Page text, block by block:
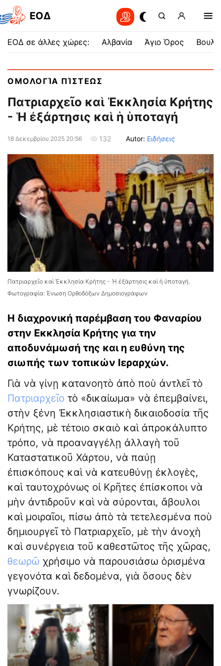
EOΔ
ΕΟΔ σε άλλες χώρες: Αλβανία Άγιο Όρος
ΟΜΟΛΟΓΊΑ ΠΊΣΤΕΩΣ
Πατριαρχεῖο καὶ Ἐκκλησία Κρήτης
- Ἡ ἐξάρτησις καὶ ἡ ὑποταγή
18 Δεκεμβρίου 2025 20:56 132 Autor: Ειδήσεις
Πατριαρχεῖο καὶ Ἐκκλησία Κρήτης - Ἡ ἐξάρτησις καὶ ἡ ὑποταγή.
Φωτογραφία: Ένωση Ορθοδόξων Δημοσιογράφων
Η διαχρονική παρέμβαση του Φαναρίου
στην Εκκλησία Κρήτης για την
αποδυνάμωσή της και η ευθύνη της
σιωπής των τοπικών Ιεραρχών.
Γιὰ νὰ γίνῃ κατανοητὸ ἀπὸ ποὺ ἀντλεῖ τὸ
Πατριαρχεῖο τὸ «δικαίωμα» νὰ ἐπεμβαίνει,
στὴν ξένη Ἐκκλησιαστικὴ δικαιοδοσία τῆς
Κρήτης, μὲ τέτοιο σκαιὸ καὶ ἀπροκάλυπτο
τρόπο, νὰ προαναγγέλῃ ἀλλαγὴ τοῦ
Καταστατικοῦ Χάρτου, νὰ παύῃ
ἐπισκόπους καὶ νὰ κατευθύνῃ ἐκλογὲς,
καὶ ταυτοχρόνως οἱ Κρῆτες ἐπίσκοποι νὰ
μὴν ἀντιδροῦν καὶ νὰ σύρονται, ἄβουλοι
καὶ μοιραῖοι, πίσω ἀπὸ τὰ τετελεσμένα ποὺ
δημιουργεῖ τὸ Πατριαρχεῖο, μὲ τὴν ἀνοχὴ
καὶ συνέργεια τοῦ καθεστῶτος τῆς χῶρας,
θεωρῶ χρήσιμο νὰ παρουσιάσω ὁρισμένα
γεγονότα καὶ δεδομένα, γιὰ ὅσους δὲν
γνωρίζουν.